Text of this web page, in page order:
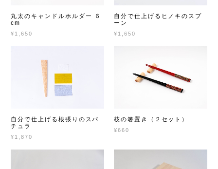
丸太のキャンドルホルダー ６
cm
¥1,650
自分で仕上げるヒノキのスプ
ーン
¥1,650
自分で仕上げる根張りのスパ
チュラ
¥1,870
枝の箸置き（２セット）
¥660